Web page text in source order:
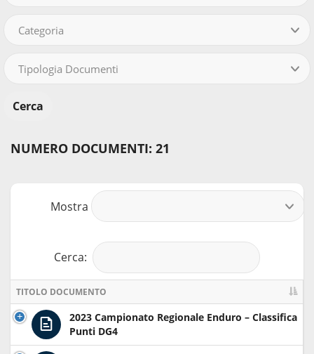
Categoria
Tipologia Documenti
NUMERO DOCUMENTI: 21
Mostra
Cerca:
TITOLO DOCUMENTO
2023 Campionato Regionale Enduro – Classifica
Punti DG4